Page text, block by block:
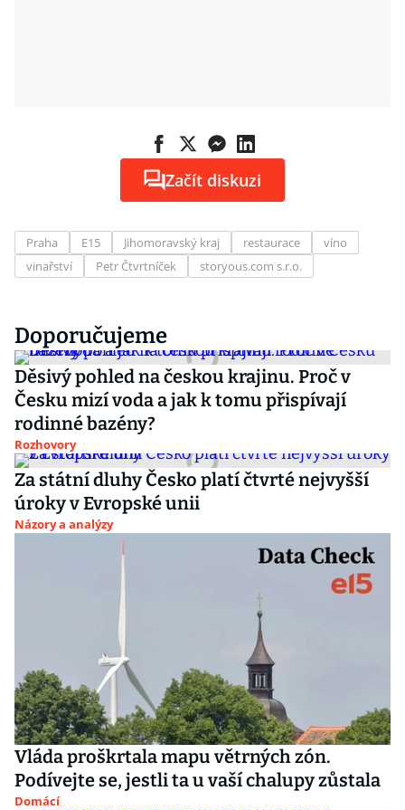
Začít diskuzi
Praha E15 Jihomoravský kraj restaurace
víno
vinařství
Petr Čtvrtníček storyous.com s.r.o.
Doporučujeme
Děsivý pohled na českou krajinu. Proč v
Česku mizí voda a jak k tomu přispívají
rodinné bazény?
Rozhovory
Za státní dluhy Česko platí čtvrté nejvyšší
úroky v Evropské unii
Názory a analýzy
Vláda proškrtala mapu větrných zón.
Podívejte se, jestli ta u vaší chalupy zůstala
Domácí